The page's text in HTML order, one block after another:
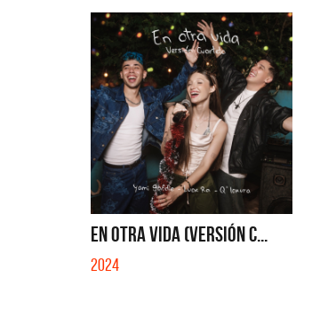
EN OTRA VIDA (VERSIÓN C...
2024